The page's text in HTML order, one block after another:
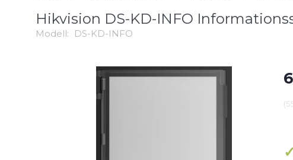
Hikvision DS-KD-INFO
Modell: DS-KD-INFO
(